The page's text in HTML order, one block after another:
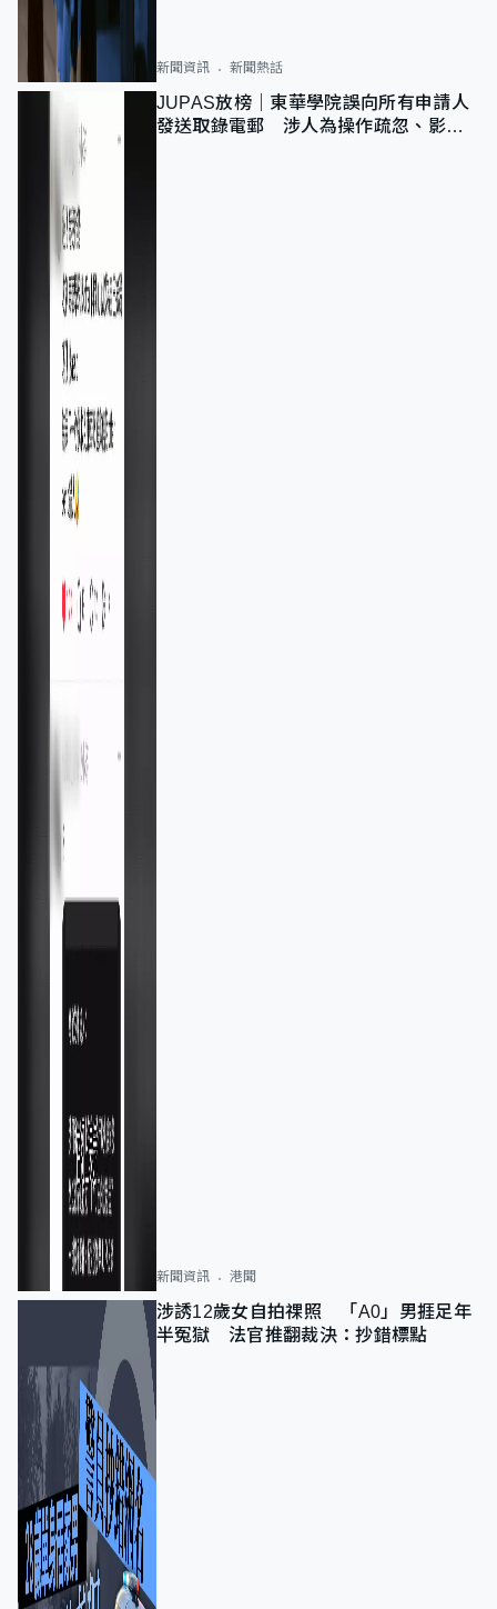
新聞資訊 新聞熱話
JUPAS放榜｜東華學院誤向所有申請人
發送取錄電郵 涉人為操作疏忽、影響
新聞資訊 港聞
涉誘12歲女自拍祼照 「A0」男捱足年
半冤獄 法官推翻裁決：抄錯標點